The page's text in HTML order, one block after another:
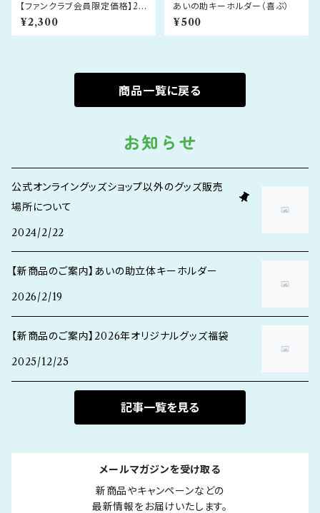
【ファンクラブ会員限定価格】20
25.3.14 あいの風とやま鉄道 開
業10周年記念 Series521 ピン
バッジセット
¥2,300
あいの助キーホルダー（喜ぶ）
¥500
商品一覧に戻る
お知らせ
公式オンライングッズショップ以外のグッズ販売
場所について
2024/2/22
【新商品のご案内】あいの助立体キーホルダー
2026/2/19
【新商品のご案内】2026年オリジナルグッズ福袋
2025/12/25
記事一覧を見る
メールマガジンを受け取る
新商品やキャンペーンなどの
最新情報をお届けいたします。